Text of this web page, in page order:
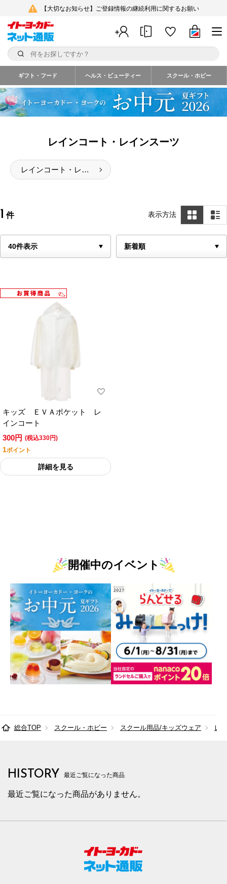
【大切なお知らせ】ご登録情報の継続利用に関するお願い
ギフト・フード ヘルス・ビューティー スクール・ホビー
レインコート・レインスーツ
レインコート・レインスーツ
1 件 表示方法
キッズ ＥＶＡポケット レ
インコート
300円 (税込330円)
1ポイント
詳細を見る
開催中のイベント
総合TOP スクール・ホビー スクール用品/キッズウェア レ
HISTORY 最近ご覧になった商品
最近ご覧になった商品がありません。